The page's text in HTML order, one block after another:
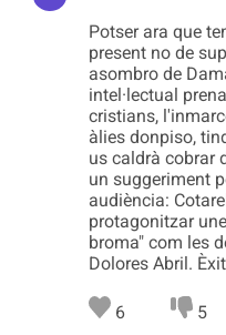
Potser ara que
present no de
asombro de
intel·lectual
cristians,
àlies donpiso,
us caldrà cobrar
un suggeriment
audiència:
protagonitzar
broma" com les
Dolores Abril.
6 5